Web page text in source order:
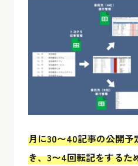
月に30〜40記事の公開予
き、3〜4回転記をするた